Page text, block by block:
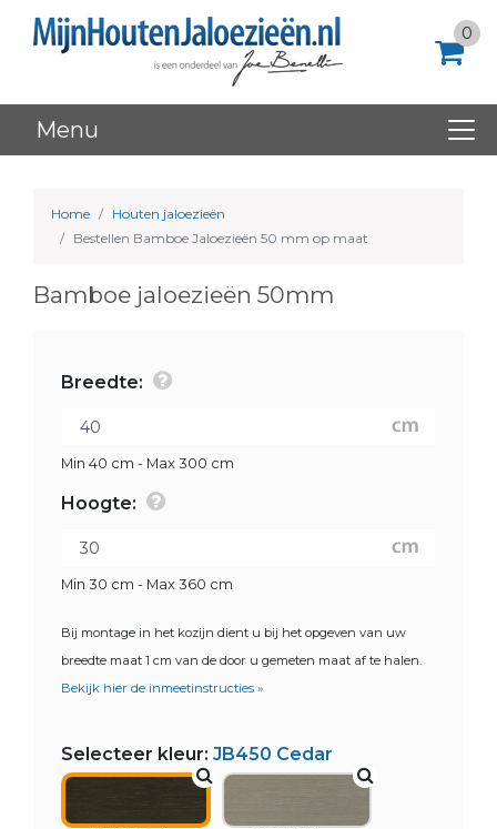
0
Menu
Home
Houten jaloezieën
Bestellen Bamboe Jaloezieën 50 mm op maat
Bamboe jaloezieën 50mm
Breedte:
Min 40 cm - Max 300 cm
Hoogte:
Min 30 cm - Max 360 cm
Bij montage in het kozijn dient u bij het opgeven van uw
breedte maat 1 cm van de door u gemeten maat af te halen.
Bekijk hier de inmeetinstructies »
Selecteer kleur: JB450 Cedar